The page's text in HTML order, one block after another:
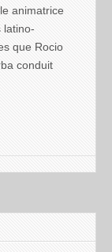
animatrice
latino-
que Rocio
conduit